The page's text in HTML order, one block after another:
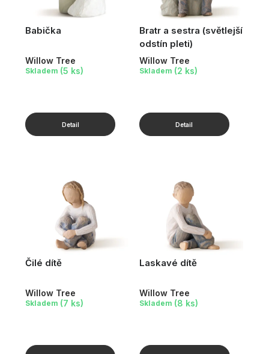
Babička
Willow Tree
Skladem (5 ks)
Bratr a sestra (světlejší
odstín pleti)
Willow Tree
Skladem (2 ks)
Čilé dítě
Willow Tree
Skladem (7 ks)
Laskavé dítě
Willow Tree
Skladem (8 ks)